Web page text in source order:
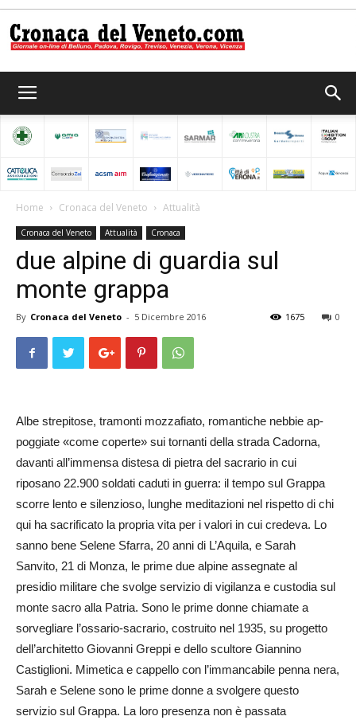
del
Veneto
Home Cronaca del Veneto Attualità
Cronaca del Veneto Attualità Cronaca
due alpine di guardia sul
monte grappa
By Cronaca del Veneto - 5 Dicembre 2016 0
1675
Albe strepitose, tramonti mozzafiato, romantiche nebbie ap­
poggiate «come coperte» sui tornanti della strada Cadorna,
davanti all’immensa distesa di pietra del sacrario in cui
riposano 22.900 soldati caduti in guerra: il tempo sul Grappa
sc­orre lento e silenzioso, lunghe meditazioni nel rispetto di ch­i
qui ha sacrificato la propria vita per i valori in cui credeva. Lo
sanno bene Selene Sfarra, 20 anni di L’Aquila, e Sarah
Sanvito, 21 di Monza, le pr­ime due alpine assegnate al
presidio militare che svolge se­­rvizio di vigilanza e custodia sul
monte sacro alla Patria. So­no le prime donne chiamate a
sorvegliare l’ossario-sacrario, costruito nel 1935, su pr­oge­tto
dell’architetto Gi­ovanni Gr­­eppi e dello scultore Gi­annino
Castiglioni. Mimetica e cappello con l’immancabile pe­­nna nera,
Sarah e Selene sono le prime donne a svolgere questo
servizio sul Grappa. La loro presenza non è passata